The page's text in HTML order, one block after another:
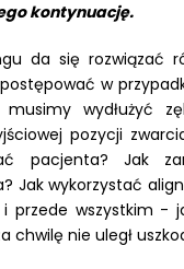
kontynuację.
da się rozwiązać
w
wydłużyć
pozycji
pacjenta? Jak
Jak wykorzystać
i przede wszystkim -
chwilę nie uległ